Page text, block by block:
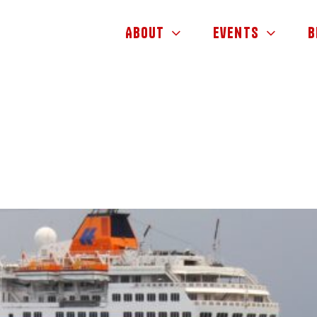
About Events